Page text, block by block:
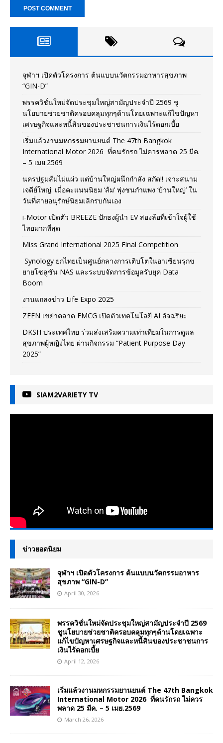
จุฬาฯ เปิดตัวโครงการ ต้นแบบนวัตกรรมอาหารสุขภาพ
“GIN-D”
พรรควิชั่นใหม่จัดประชุมใหญ่สามัญประจำปี 2569 ชู
นโยบายช่วยชาติครอบคลุมทุกๆด้านโดยเฉพาะแก้ไขปัญหา
เศรษฐกิจและหนี้สินของประชาชนการเงินไร้ดอกเบี้ย
เริ่มแล้วงานมหกรรมยานยนต์ The 47th Bangkok
International Motor 2026 ที่คนรักรถ ไม่ควรพลาด 25 มีค.
– 5 เมย.2569
นครปฐมส้มไม่แผ่ว แต่บ้านใหญ่ผนึกกำลัง สกัด!! เจาะสนาม
เจดีย์ใหญ่: เมื่อคะแนนนิยม ‘ส้ม’ พุ่งชนกำแพง ‘บ้านใหญ่’ ใน
วันที่สายอนุรักษ์นิยมเลิกรบกันเอง
i-Motor เปิดตัว BREEZE ปักธงผู้นำ EV สองล้อที่เข้าใจผู้ใช้
ไทยมากที่สุด
Miss Grand International 2025 Final Competition
Synology ยกไทยเป็นศูนย์กลางการเติบโตในอาเซียนรุกข
ยายโซลูชัน NAS และระบบจัดการข้อมูลรับยุค Data
Boom
งานแถลงข่าว Life Expo 2025
ZEEN เขย่าตลาด FMCG เปิดตัวเทคโนโลยี AI อัจฉริยะ
DKSH ประเทศไทย ร่วมส่งเสริมความเท่าเทียมในการดูแล
สุขภาพผู้หญิงไทย ผ่านกิจกรรม “Patient Purpose Day
2025”
SIAM2VARIETY TV
ข่าวยอดนิยม
จุฬาฯ เปิดตัวโครงการ ต้นแบบนวัตกรรมอาหาร
สุขภาพ “GIN-D”
April 30, 2026
พรรควิชั่นใหม่จัดประชุมใหญ่สามัญประจำปี 2569
ชูนโยบายช่วยชาติครอบคลุมทุกๆด้านโดยเฉพาะ
แก้ไขปัญหาเศรษฐกิจและหนี้สินของประชาชนการ
เงินไร้ดอกเบี้ย
April 12, 2026
เริ่มแล้วงานมหกรรมยานยนต์ The 47th Bangkok
International Motor 2026 ที่คนรักรถ ไม่ควร
พลาด 25 มีค. – 5 เมย.2569
March 26, 2026